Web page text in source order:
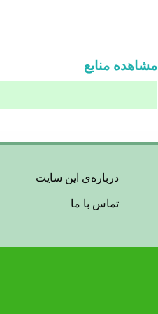
مشاهده منابع
درباره‌ی این سایت
تماس با ما